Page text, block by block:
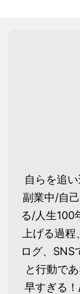
自らを追
副業中/自
る/人生100
上げる過
ログ、SNS
と行動で
早すぎる